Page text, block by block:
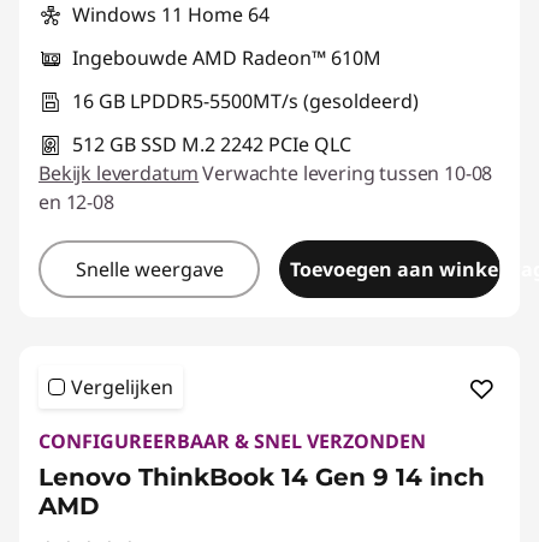
Windows 11 Home 64
Ingebouwde AMD Radeon™ 610M
16 GB LPDDR5-5500MT/s (gesoldeerd)
512 GB SSD M.2 2242 PCIe QLC
Bekijk leverdatumVerwachte levering tussen 10-08
en 12-08
Snelle weergave Toevoegen aan
Vergelijken
CONFIGUREERBAAR & SNEL VERZONDEN
Lenovo ThinkBook 14 Gen 9 14 inch
AMD